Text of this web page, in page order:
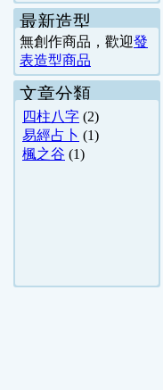
最新造型
無創作商品，歡迎發
表造型商品
文章分類
四柱八字 (2)
易經占卜 (1)
楓之谷 (1)